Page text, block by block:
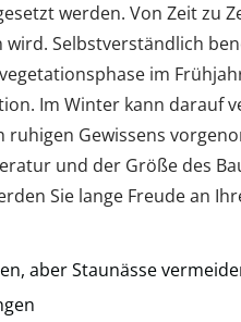
werden. Von Zeit zu
wird. Selbstverständlich
im
Im Winter kann darauf
ruhigen Gewissens
und der Größe des
Sie lange Freude an
aber Staunässe